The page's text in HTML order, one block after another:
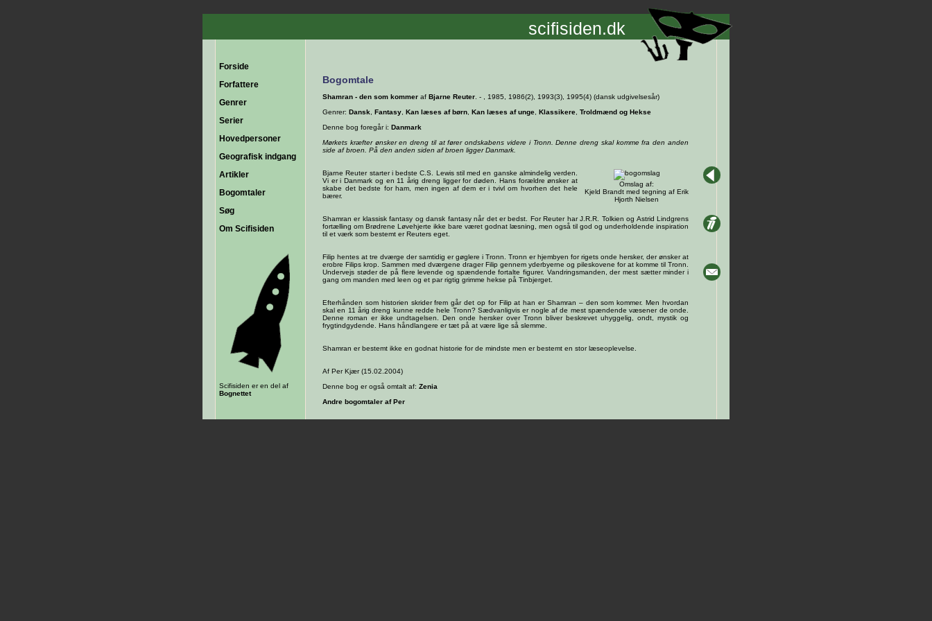
Forside
Forfattere
Genrer
Serier
Hovedpersoner
Geografisk indgang
Artikler
Bogomtaler
Søg
Om Scifisiden
Scifisiden er en del af
Bognettet
Bogomtale
Shamran - den som kommer af Bjarne Reuter . - , 1985, 1986(2), 1993(3), 1995(4) (dansk udgivelsesår)
Genrer: Dansk Fantasy Kan læses af børn Kan læses af unge Klassikere Troldmænd og Hekse
Denne bog foregår i: Danmark
Mørkets kræfter ønsker en dreng til at fører ondskabens videre i Tronn. Denne dreng skal komme fra den anden
side af broen. På den anden siden af broen ligger Danmark.
Omslag af:
Kjeld Brandt med tegning af Erik
Hjorth Nielsen
Bjarne Reuter starter i bedste C.S. Lewis stil med en ganske almindelig verden.
Vi er i Danmark og en 11 årig dreng ligger for døden. Hans forældre ønsker at
skabe det bedste for ham, men ingen af dem er i tvivl om hvorhen det hele
bærer.
Shamran er klassisk fantasy og dansk fantasy når det er bedst. For Reuter har J.R.R. Tolkien og Astrid Lindgrens
fortælling om Brødrene Løvehjerte ikke bare været godnat læsning, men også til god og underholdende inspiration
til et værk som bestemt er Reuters eget.
Filip hentes at tre dværge der samtidig er gøglere i Tronn. Tronn er hjembyen for rigets onde hersker, der ønsker at
erobre Filips krop. Sammen med dværgene drager Filip gennem yderbyerne og pileskovene for at komme til Tronn.
Undervejs støder de på flere levende og spændende fortalte figurer. Vandringsmanden, der mest sætter minder i
gang om manden med leen og et par rigtig grimme hekse på Tinbjerget.
Efterhånden som historien skrider frem går det op for Filip at han er Shamran – den som kommer. Men hvordan
skal en 11 årig dreng kunne redde hele Tronn? Sædvanligvis er nogle af de mest spændende væsener de onde.
Denne roman er ikke undtagelsen. Den onde hersker over Tronn bliver beskrevet uhyggelig, ondt, mystik og
frygtindgydende. Hans håndlangere er tæt på at være lige så slemme.
Shamran er bestemt ikke en godnat historie for de mindste men er bestemt en stor læseoplevelse.
Af Per Kjær (15.02.2004)
Denne bog er også omtalt af: Zenia
Andre bogomtaler af Per
scifisiden.dk